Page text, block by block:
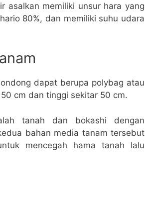
asalkan memiliki unsur hara yang
80%, dan memiliki suhu udara
dapat berupa polybag atau
cm dan tinggi sekitar 50 cm.
tanah dan bokashi dengan
bahan media tanam tersebut
mencegah hama tanah lalu